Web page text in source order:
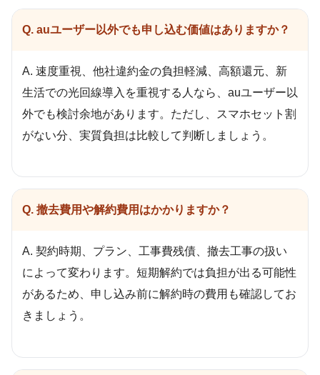
Q. auユーザー以外でも申し込む価値はありますか？
A. 速度重視、他社違約金の負担軽減、高額還元、新
生活での光回線導入を重視する人なら、auユーザー以
外でも検討余地があります。ただし、スマホセット割
がない分、実質負担は比較して判断しましょう。
Q. 撤去費用や解約費用はかかりますか？
A. 契約時期、プラン、工事費残債、撤去工事の扱い
によって変わります。短期解約では負担が出る可能性
があるため、申し込み前に解約時の費用も確認してお
きましょう。